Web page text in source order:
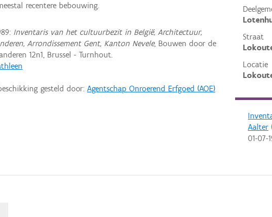
Straat
Locatie
Aalter
01-07-
recentere bebouwing.
Inventaris van het cultuurbezit in België, Architectuur,
Arrondissement Gent, Kanton Nevele, Bouwen door de
12n1, Brussel - Turnhout.
gesteld door:Agentschap Onroerend Erfgoed (AOE)